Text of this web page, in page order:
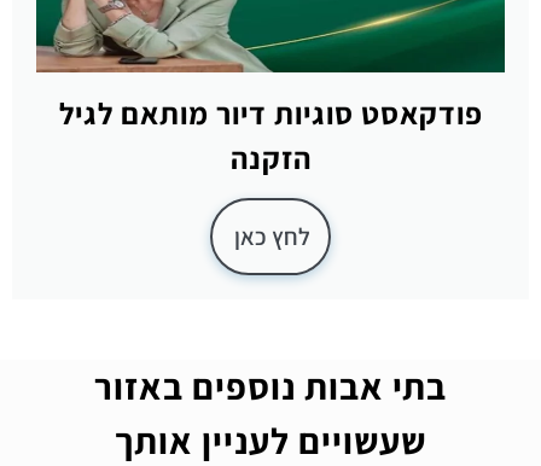
פודקאסט סוגיות דיור מותאם לגיל
הזקנה
לחץ כאן
בתי אבות נוספים באזור
שעשויים לעניין אותך